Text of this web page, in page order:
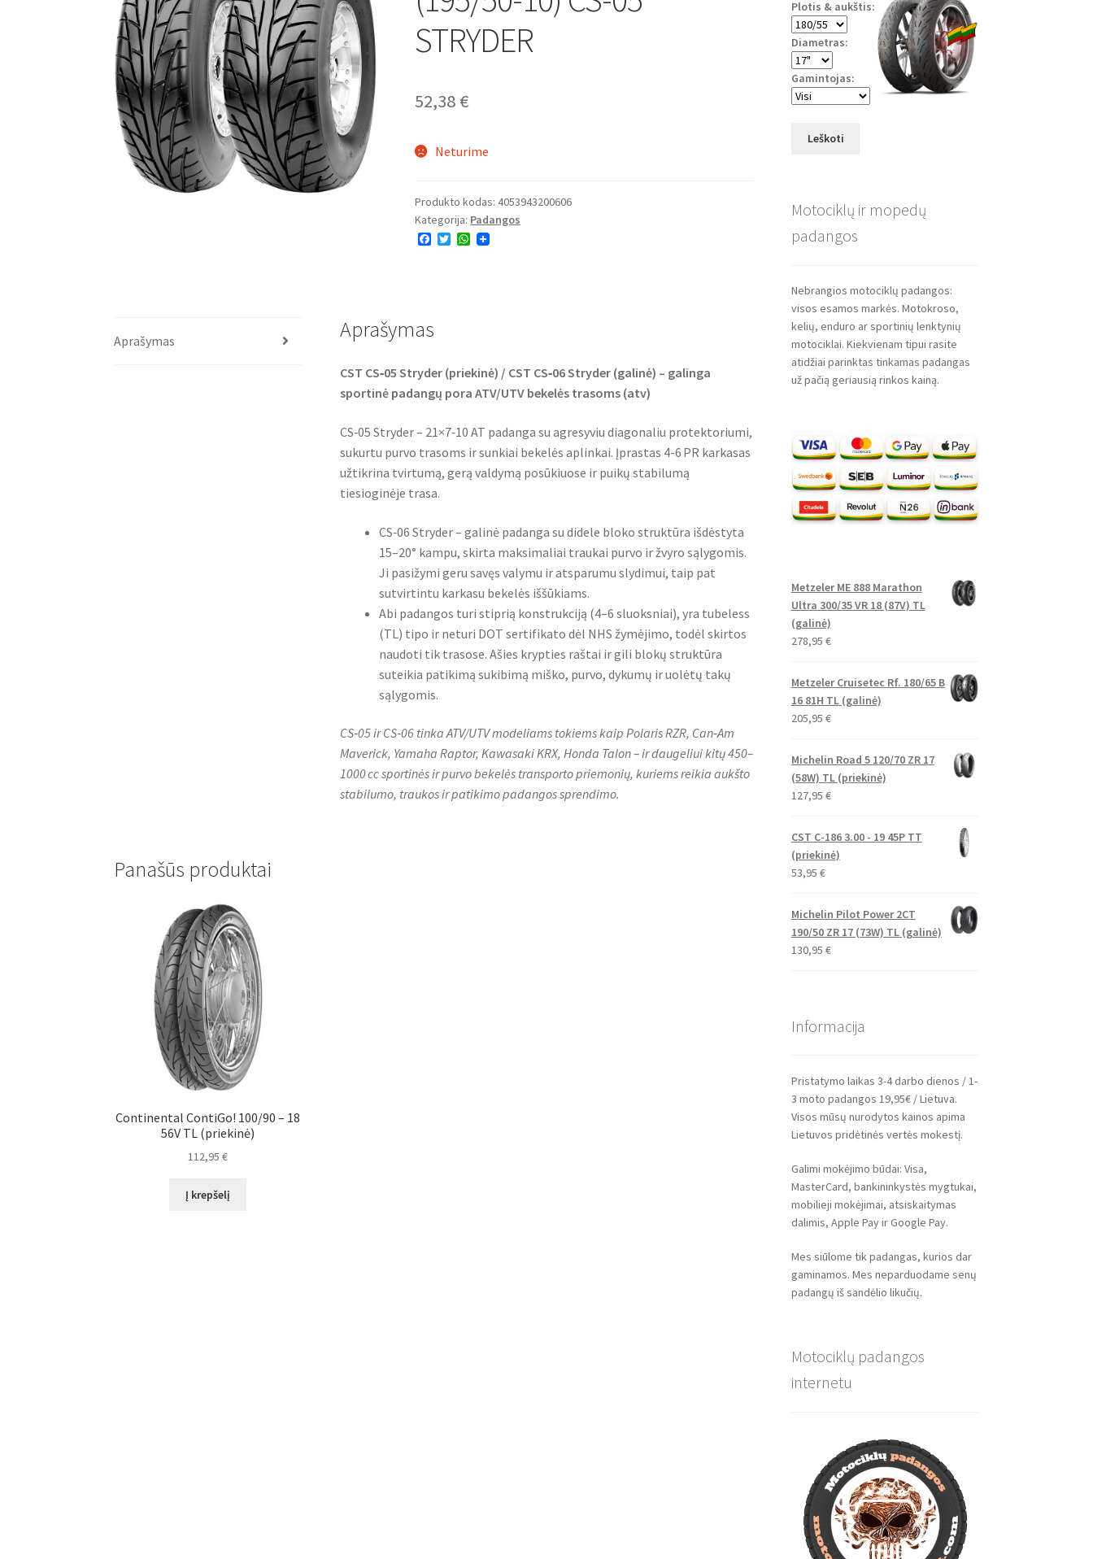
STRYDER
52,38 €
Neturime
Produkto kodas:4053943200606
Kategorija: Padangos
F
k
T
W
Aprašymas Aprašymas
CST CS‑05 Stryder (priekinė) / CST CS‑06 Stryder (galinė) – galinga
sportinė padangų pora ATV/UTV bekelės trasoms (atv)
CS‑05 Stryder – 21×7‑10 AT padanga su agresyviu diagonaliu protektoriumi,
sukurtu purvo trasoms ir sunkiai bekelės aplinkai. Įprastas 4-6 PR karkasas
užtikrina tvirtumą, gerą valdymą posūkiuose ir puikų stabilumą
tiesioginėje trasa.
CS‑06 Stryder – galinė padanga su didele bloko struktūra išdėstyta
15–20° kampu, skirta maksimaliai traukai purvo ir žvyro sąlygomis.
Ji pasižymi geru savęs valymu ir atsparumu slydimui, taip pat
sutvirtintu karkasu bekelės iššūkiams.
Abi padangos turi stiprią konstrukciją (4–6 sluoksniai), yra tubeless
(TL) tipo ir neturi DOT sertifikato dėl NHS žymėjimo, todėl skirtos
naudoti tik trasose. Ašies krypties raštai ir gili blokų struktūra
suteikia patikimą sukibimą miško, purvo, dykumų ir uolėtų takų
sąlygomis.
CS‑05 ir CS‑06 tinka ATV/UTV modeliams tokiems kaip Polaris RZR, Can‑Am
Maverick, Yamaha Raptor, Kawasaki KRX, Honda Talon – ir daugeliui kitų 450–
1000 cc sportinės ir purvo bekelės transporto priemonių, kuriems reikia aukšto
stabilumo, traukos ir patikimo padangos sprendimo.
Panašūs produktai
Continental ContiGo! 100/90 – 18
56V TL (priekinė)
112,95€
Į krepšelį
Plotis & aukštis:
Diametras:
Gamintojas:
Leškoti
Motociklų ir mopedų
padangos
Nebrangios motociklų padangos:
visos esamos markės. Motokroso,
kelių, enduro ar sportinių lenktynių
motociklai. Kiekvienam tipui rasite
atidžiai parinktas tinkamas padangas
už pačią geriausią rinkos kainą.
Metzeler ME 888 Marathon
Ultra 300/35 VR 18 (87V) TL
(galinė)
278,95 €
Metzeler Cruisetec Rf. 180/65 B
16 81H TL (galinė)
205,95 €
Michelin Road 5 120/70 ZR 17
(58W) TL (priekinė)
127,95 €
CST C-186 3.00 - 19 45P TT
(priekinė)
53,95 €
Michelin Pilot Power 2CT
190/50 ZR 17 (73W) TL (galinė)
130,95 €
Informacija
Pristatymo laikas 3-4 darbo dienos / 1-
3 moto padangos 19,95€ / Lietuva.
Visos mūsų nurodytos kainos apima
Lietuvos pridėtinės vertės mokestį.
Galimi mokėjimo būdai: Visa,
MasterCard, bankininkystės mygtukai,
mobilieji mokėjimai, atsiskaitymas
dalimis, Apple Pay ir Google Pay.
Mes siūlome tik padangas, kurios dar
gaminamos. Mes neparduodame senų
padangų iš sandėlio likučių.
Motociklų padangos
internetu